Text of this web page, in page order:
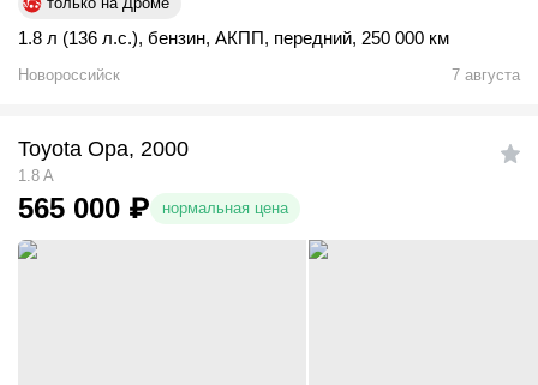
1.8 л (136 л.с.), бензин, АКПП, передний, 250 000 км
Новороссийск 7 августа
Toyota Opa, 2000
1.8 A
565 000 ₽ нормальная цена